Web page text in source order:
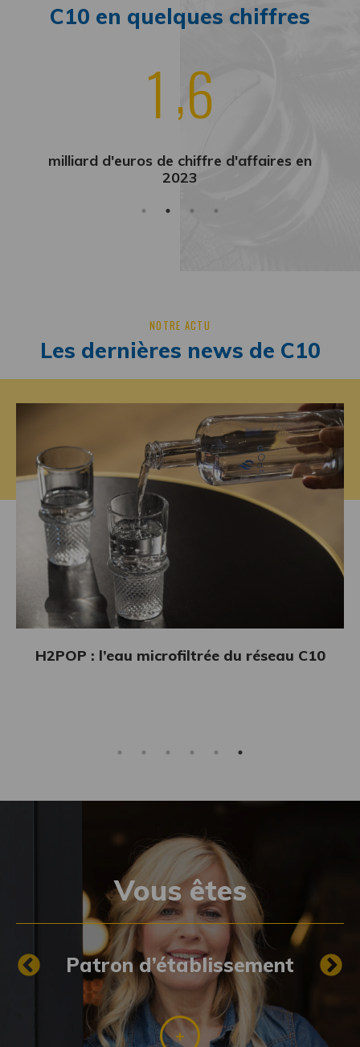
C10 en quelques chiffres
4 00
clients
NOTRE ACTU
Les dernières news de C10
Découvrez la nouvelle saveur Bèl
Vous êtes
Patron d’établissement